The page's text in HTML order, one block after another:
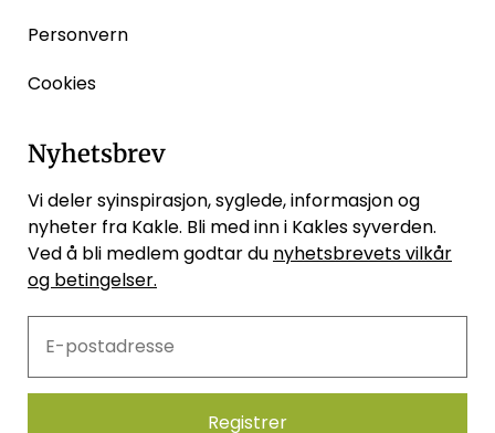
Personvern
Cookies
Nyhetsbrev
Vi deler syinspirasjon, syglede, informasjon og
nyheter fra Kakle. Bli med inn i Kakles syverden.
Ved å bli medlem godtar du nyhetsbrevets vilkår
og betingelser.